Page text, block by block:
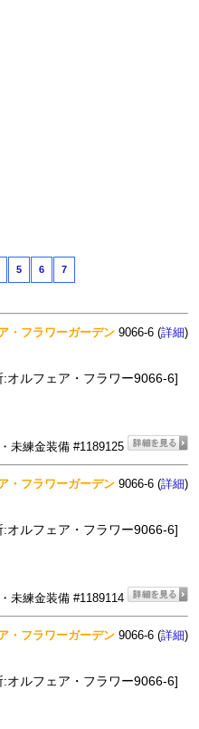
5 6 7
・フラワーガーデン 9066-6 (詳細)
オルフェア・フラワー9066-6]
未練金装備 #1189125
・フラワーガーデン 9066-6 (詳細)
オルフェア・フラワー9066-6]
未練金装備 #1189114
・フラワーガーデン 9066-6 (詳細)
オルフェア・フラワー9066-6]